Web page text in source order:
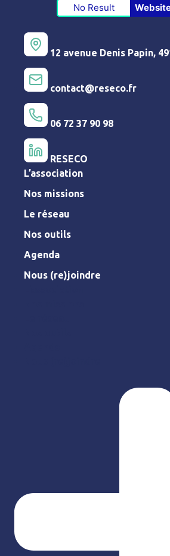
No Result
12 avenue Denis Papin,
contact@reseco.fr
06 72 37 90 98
RESECO
L’association
Nos missions
Le réseau
Nos outils
Agenda
Nous (re)joindre